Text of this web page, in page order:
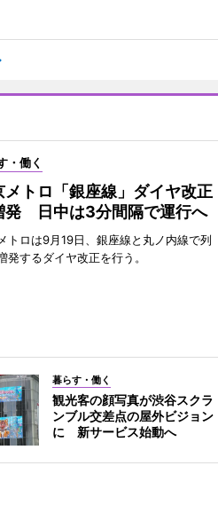
・働く
メトロ「銀座線」ダイヤ改正
発 日中は3分間隔で運行へ
トロは9月19日、銀座線と丸ノ内線で列
発するダイヤ改正を行う。
暮らす・働く
観光客の顔写真が渋谷スクラ
ンブル交差点の屋外ビジョン
に 新サービス始動へ